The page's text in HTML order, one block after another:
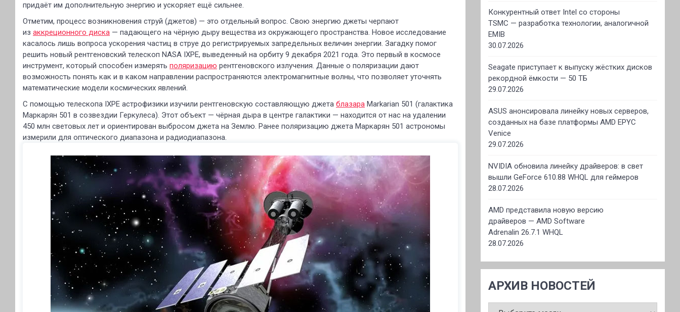
придаёт им дополнительную энергию и ускоряет ещё сильнее.
Отметим, процесс возникновения струй (джетов) — это отдельный вопрос. Свою энергию джеты черпают
из аккреционного диска — падающего на чёрную дыру вещества из окружающего пространства. Новое исследование
касалось лишь вопроса ускорения частиц в струе до регистрируемых запредельных величин энергии. Загадку помог
решить новый рентгеновский телескоп NASA IXPE, выведенный на орбиту 9 декабря 2021 года. Это первый в космосе
инструмент, который способен измерять поляризацию рентгеновского излучения. Данные о поляризации дают
возможность понять как и в каком направлении распространяются электромагнитные волны, что позволяет уточнять
математические модели космических явлений.
С помощью телескопа IXPE астрофизики изучили рентгеновскую составляющую джета блазара Markarian 501 (галактика
Маркарян 501 в созвездии Геркулеса). Этот объект — чёрная дыра в центре галактики — находится от нас на удалении
450 млн световых лет и ориентирован выбросом джета на Землю. Ранее поляризацию джета Маркарян 501 астрономы
измерили для оптического диапазона и радиодиапазона.
Конкурентный ответ Intel со стороны
TSMC — разработка технологии, аналогичной
EMIB
30.07.2026
Seagate приступает к выпуску жёстких дисков
рекордной ёмкости — 50 ТБ
29.07.2026
ASUS анонсировала линейку новых серверов,
созданных на базе платформы AMD EPYC
Venice
29.07.2026
NVIDIA обновила линейку драйверов: в свет
вышли GeForce 610.88 WHQL для геймеров
28.07.2026
AMD представила новую версию
драйверов — AMD Software
Adrenalin 26.7.1 WHQL
28.07.2026
АРХИВ НОВОСТЕЙ